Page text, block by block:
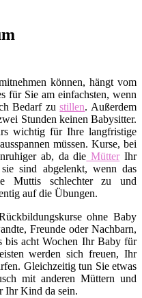
können, hängt vom
für Sie am einfachsten, wenn
Bedarf zustillen. Außerdem
Stunden keinen Babysitter.
wichtig für Ihre langfristige
müssen. Kurse, bei
ab, da die MütterIhr
sind abgelenkt, wenn das
Muttis schlechter zu und
auf die Übungen.
ohne Baby
Freunde oder Nachbarn,
bis acht Wochen Ihr Baby für
werden sich freuen, Ihr
Gleichzeitig tun Sie etwas
mit anderen Müttern und
Ihr Kind da sein.